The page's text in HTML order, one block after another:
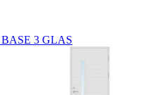
BASE 3 GLAS